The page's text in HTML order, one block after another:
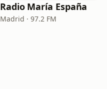
Radio María España
Madrid · 97.2 FM